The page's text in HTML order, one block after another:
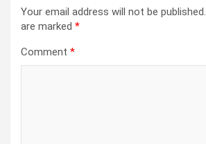
Your email address will not be published.
are marked *
Comment *